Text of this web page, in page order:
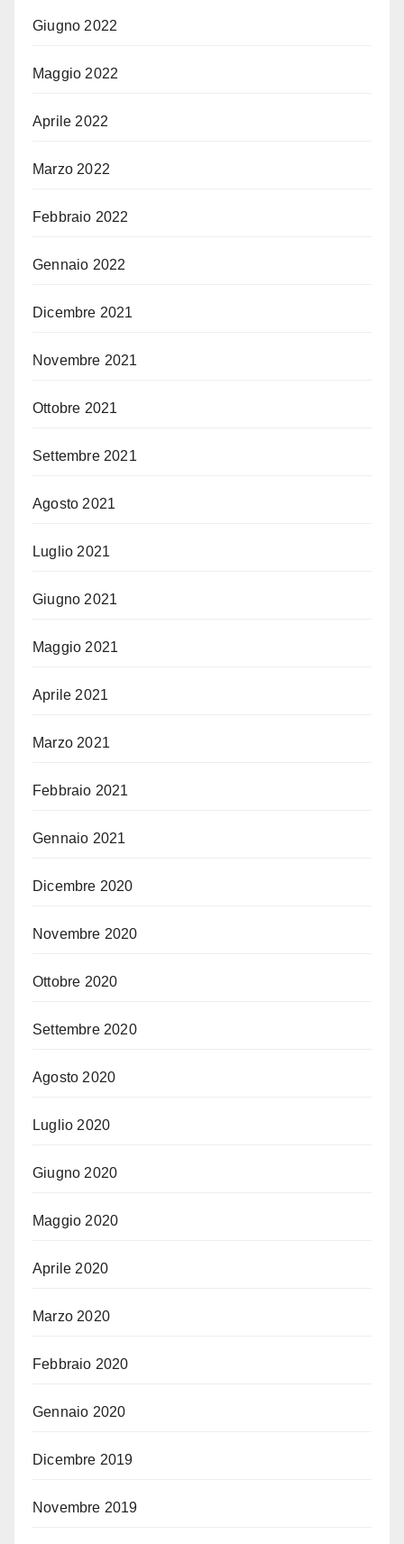
Giugno 2022
Maggio 2022
Aprile 2022
Marzo 2022
Febbraio 2022
Gennaio 2022
Dicembre 2021
Novembre 2021
Ottobre 2021
Settembre 2021
Agosto 2021
Luglio 2021
Giugno 2021
Maggio 2021
Aprile 2021
Marzo 2021
Febbraio 2021
Gennaio 2021
Dicembre 2020
Novembre 2020
Ottobre 2020
Settembre 2020
Agosto 2020
Luglio 2020
Giugno 2020
Maggio 2020
Aprile 2020
Marzo 2020
Febbraio 2020
Gennaio 2020
Dicembre 2019
Novembre 2019